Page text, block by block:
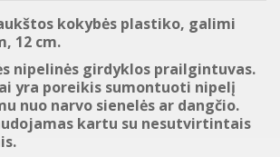
kokybės plastiko, galimi
12 cm.
nipelinės girdyklos prailgintuvas.
yra poreikis sumontuoti nipelį
nuo narvo sienelės ar dangčio.
kartu su nesutvirtintais